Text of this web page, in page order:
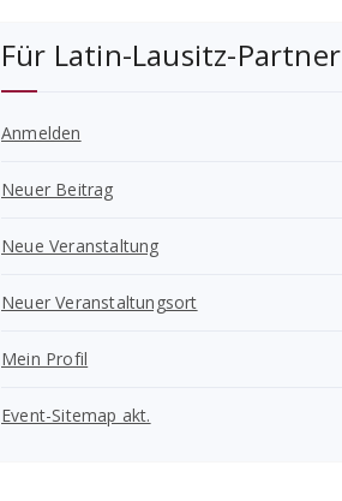
Für Latin-Lausitz-Partner
Anmelden
Neuer Beitrag
Neue Veranstaltung
Neuer Veranstaltungsort
Mein Profil
Event-Sitemap akt.